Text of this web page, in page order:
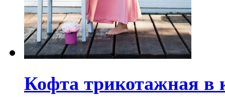
Кофта трикотажная в